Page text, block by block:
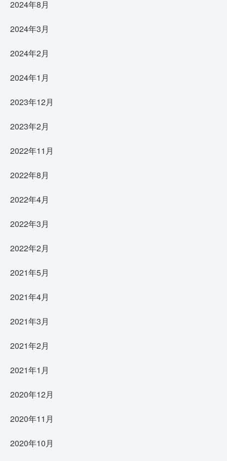
2024年8月
2024年3月
2024年2月
2024年1月
2023年12月
2023年2月
2022年11月
2022年8月
2022年4月
2022年3月
2022年2月
2021年5月
2021年4月
2021年3月
2021年2月
2021年1月
2020年12月
2020年11月
2020年10月